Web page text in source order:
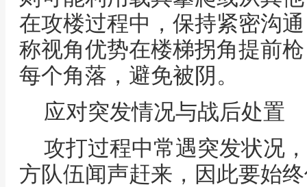
在攻楼过程中，保持紧密沟
称视角优势在楼梯拐角提前
每个角落，避免被阴。
应对突发情况与战后处置
攻打过程中常遇突发状况
方队伍闻声赶来，因此要始